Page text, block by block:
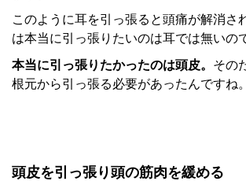
このように耳を引っ張ると頭痛が解消さ
は本当に引っ張りたいのは耳では無いの
本当に引っ張りたかったのは頭皮。 その
根元から引っ張る必要があったんですね。
頭皮を引っ張り頭の筋肉を緩める